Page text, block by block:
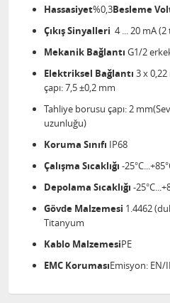
Hassasiyet%0,3Besleme
Çıkış Sinyalleri 4 ... 20 mA (2
Mekanik Bağlantı G1/2
Elektriksel Bağlantı 3 x
çapı: 7,5 ±0,2 mm
Tahliye borusu çapı: 2
uzunluğu)
Koruma Sınıfı IP68
Çalışma Sıcaklığı -
Depolama Sıcaklığı -
Gövde Malzemesi 1.4462
Titanyum
Kablo MalzemesiPE
EMC KorumasıEmisyon: EN/